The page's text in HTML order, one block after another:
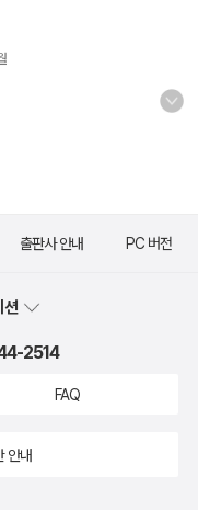
출판사 안내 PC 버전
션
2514
FAQ
안내